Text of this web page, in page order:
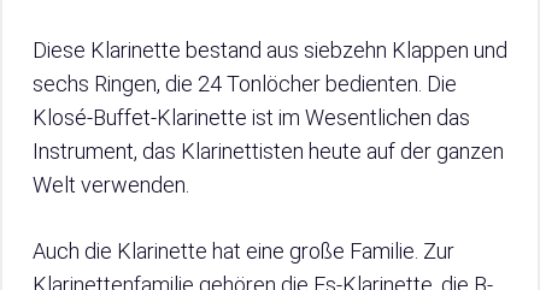
Diese Klarinette bestand aus siebzehn Klappen und
sechs Ringen, die 24 Tonlöcher bedienten. Die
Klosé-Buffet-Klarinette ist im Wesentlichen das
Instrument, das Klarinettisten heute auf der ganzen
Welt verwenden.
Auch die Klarinette hat eine große Familie. Zur
Klarinettenfamilie gehören die Es-Klarinette, die B-